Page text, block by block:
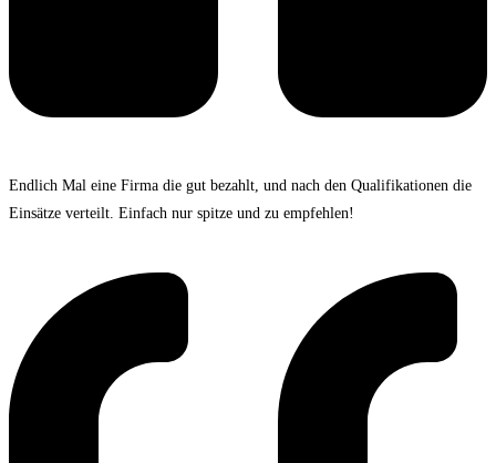
Endlich Mal eine Firma die gut bezahlt, und nach den Qualifikationen die
Einsätze verteilt. Einfach nur spitze und zu empfehlen!